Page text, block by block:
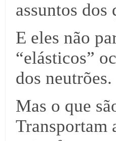
assuntos
E eles não
“elásticos”
dos neutrões.
Mas o que
Transportam